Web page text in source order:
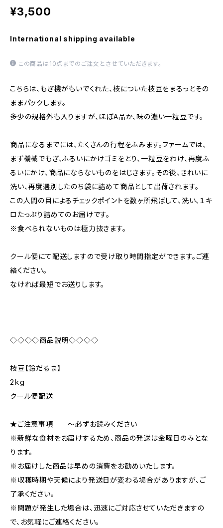
¥3,500
International shipping available
この商品は10点までのご注文とさせていただきます。
こちらは、もぎ機がもいでくれた、枝についた枝豆をまるっとその
ままパックします。
多少の規格外も入りますが、ほぼA品か、味の濃い一粒豆です。
商品になるまでには、たくさんの行程をふみます。ファームでは、
まず機械でもぎ、ふるいにかけゴミをとり、一粒豆をわけ、再度ふ
るいにかけ、商品にならないものをはじきます。その後、きれいに
洗い、再度選別したのち袋に詰めて商品として出荷されます。
この人間の目によるチェックポイントを数ヶ所飛ばして、洗い、１キ
ロたっぷり詰めてのお届けです。
※食べられないものは極力抜きます。
クール便にて配送しますので受け取り時間指定ができます。ご連
絡ください。
なければ最短でお送りします。
◇◇◇◇商品説明◇◇◇◇
枝豆【鈴だるま】
2ｋg
クール便配送
★ご注意事項 ～必ずお読みください
※新鮮な食材をお届けするため、商品の発送は金曜日のみとな
ります。
※お届けした商品は早めの消費をお勧めいたします。
※収穫時期や天候により発送日が変わる場合がありますが、ご
了承ください。
※問題が発生した場合は、迅速にご対応させていただきますの
で、お気軽にご連絡ください。